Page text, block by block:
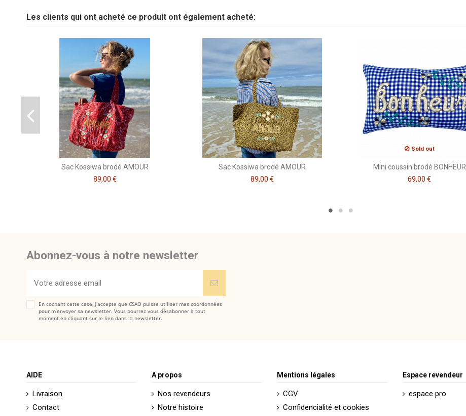
Couleur Broderie
CSAO
Soyez le premier à poser une question sur ce produit !
Les clients qui ont acheté ce produit ont également acheté:
Sac Kossiwa brodé AMOUR
89,00 €
Sac Kossiwa brodé AMOUR
89,00 €
Sold out
Mini coussin brodé BONHEUR
69,00 €
Abonnez-vous à notre newsletter
En cochant cette case, j'accepte que CSAO puisse utiliser mes coordonnées
pour m’envoyer sa newsletter. Vous pourrez vous désabonner à tout
moment en cliquant sur le lien dans la newsletter.
AIDE
Livraison
Contact
A propos
Nos revendeurs
Notre histoire
Mentions légales
CGV
Confidencialité et cookies
Espace revendeur
espace pro